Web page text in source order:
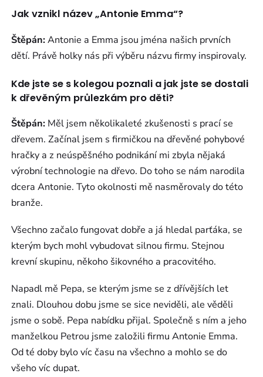
Jak vznikl název „Antonie Emma“?
Štěpán:Antonie a Emma jsou jména našich prvních
dětí. Právě holky nás při výběru názvu firmy inspirovaly.
Kde jste se s kolegou poznali a jak jste se dostali
k dřevěným průlezkám pro děti?
Štěpán: Měl jsem několikaleté zkušenosti s prací se
dřevem. Začínal jsem s firmičkou na dřevěné pohybové
hračky a z neúspěšného podnikání mi zbyla nějaká
výrobní technologie na dřevo. Do toho se nám narodila
dcera Antonie. Tyto okolnosti mě nasměrovaly do této
branže.
Všechno začalo fungovat dobře a já hledal parťáka, se
kterým bych mohl vybudovat silnou firmu. Stejnou
krevní skupinu, někoho šikovného a pracovitého.
Napadl mě Pepa, se kterým jsme se z dřívějších let
znali. Dlouhou dobu jsme se sice neviděli, ale věděli
jsme o sobě. Pepa nabídku přijal. Společně s ním a jeho
manželkou Petrou jsme založili firmu Antonie Emma.
Od té doby bylo víc času na všechno a mohlo se do
všeho víc dupat.